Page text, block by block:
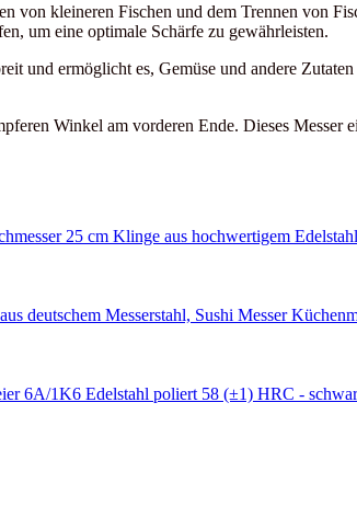
von kleineren Fischen und dem Trennen von
um eine optimale Schärfe zu gewährleisten.
und ermöglicht es, Gemüse und andere
Winkel am vorderen Ende. Dieses